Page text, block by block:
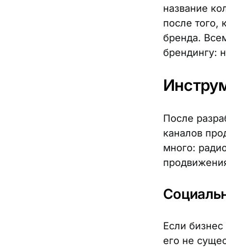
название
после того,
бренда.
брендингу:
После
каналов
много:
Если бизнес
его не